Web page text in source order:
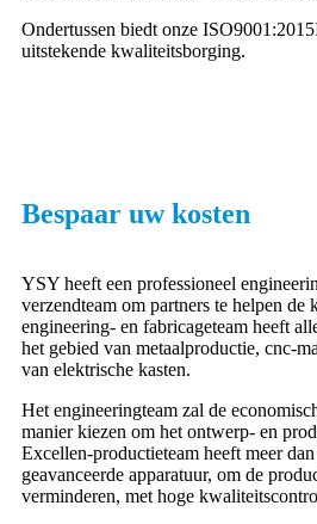
Ondertussen biedt onze
uitstekende kwaliteitsborging.
Bespaar uw kosten
YSY heeft een professioneel
verzendteam om partners te helpen de
engineering- en fabricageteam heeft
het gebied van metaalproductie, cnc-
van elektrische kasten.
Het engineeringteam zal de
manier kiezen om het ontwerp- en
Excellen-productieteam heeft meer
geavanceerde apparatuur, om de
verminderen, met hoge